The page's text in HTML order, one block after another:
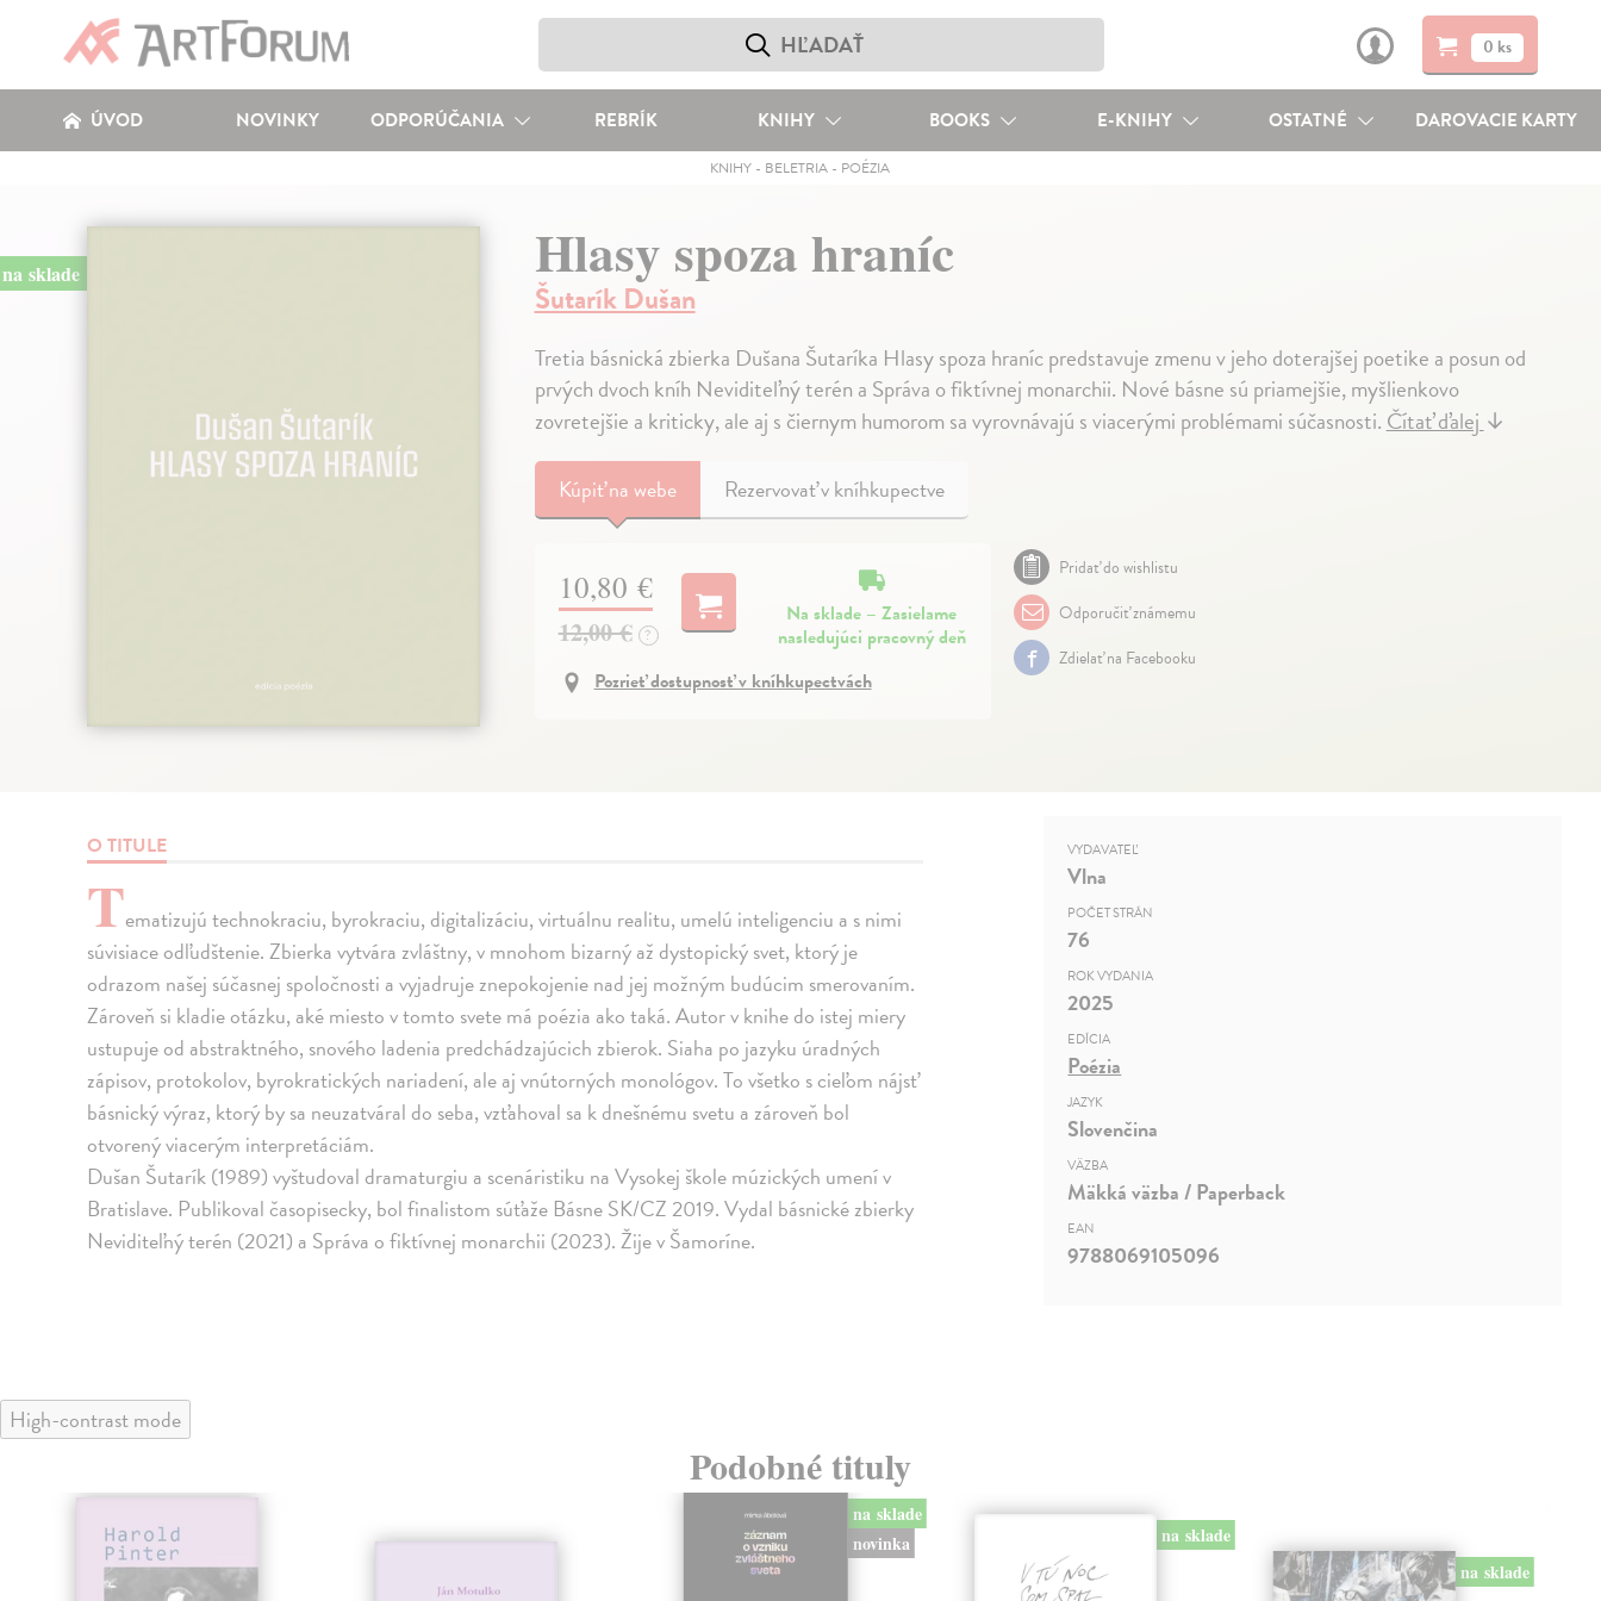
0 ks
ÚVOD NOVINKY ODPORÚČANIA REBRÍK KNIHY BOOKS E-KNIHY OSTATNÉ DAROVACIE KARTY
KNIHY - BELETRIA - POÉZIA
na sklade Hlasy spoza hraníc
Šutarík Dušan
Tretia básnická zbierka Dušana Šutaríka Hlasy spoza hraníc predstavuje zmenu v jeho doterajšej poetike a posun od
prvých dvoch kníh Neviditeľný terén a Správa o fiktívnej monarchii. Nové básne sú priamejšie, myšlienkovo
zovretejšie a kriticky, ale aj s čiernym humorom sa vyrovnávajú s viacerými problémami súčasnosti.Čítať ďalej↓
Kúpiťna webe Rezervovať v kníhkupectve
10,80 €
12,00 € ?
Na sklade – Zasielame
nasledujúci pracovný deň
Pozrieť dostupnosť v kníhkupectvách
Pridať do wishlistu
Odporučiť známemu
Zdielať na Facebooku
O TITULE
Tematizujú technokraciu, byrokraciu, digitalizáciu, virtuálnu realitu, umelú inteligenciu a s nimi
súvisiace odľudštenie. Zbierka vytvára zvláštny, v mnohom bizarný až dystopický svet, ktorý je
odrazom našej súčasnej spoločnosti a vyjadruje znepokojenie nad jej možným budúcim smerovaním.
Zároveň si kladie otázku, aké miesto v tomto svete má poézia ako taká. Autor v knihe do istej miery
ustupuje od abstraktného, snového ladenia predchádzajúcich zbierok. Siaha po jazyku úradných
zápisov, protokolov, byrokratických nariadení, ale aj vnútorných monológov. To všetko s cieľom nájsť
básnický výraz, ktorý by sa neuzatváral do seba, vzťahoval sa k dnešnému svetu a zároveň bol
otvorený viacerým interpretáciám.
Dušan Šutarík (1989) vyštudoval dramaturgiu a scenáristiku na Vysokej škole múzických umení v
Bratislave. Publikoval časopisecky, bol finalistom súťaže Básne SK/CZ 2019. Vydal básnické zbierky
Neviditeľný terén (2021) a Správa o fiktívnej monarchii (2023). Žije v Šamoríne.
VYDAVATEĽ
Vlna
POČET STRÁN
76
ROK VYDANIA
2025
EDÍCIA
Poézia
JAZYK
Slovenčina
VÄZBA
Mäkká väzba / Paperback
EAN
9788069105096
High-contrast mode
Podobné tituly
na sklade
novinka
na sklade
na sklade